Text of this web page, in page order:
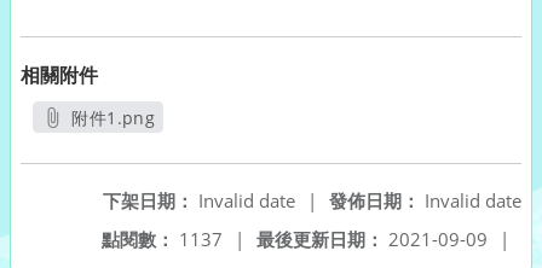
相關附件
附件1.png
發佈日期： Invalid date
下架日期： Invalid date
|
最後更新日期： 2021-09-09 |
點閱數： 1137 |